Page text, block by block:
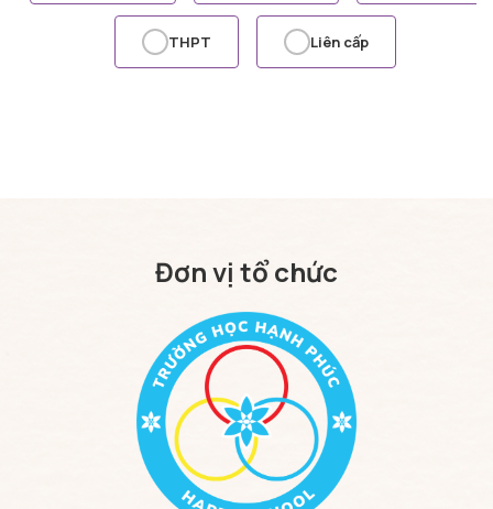
THPT Liên cấp
Đơn vị tổ chức